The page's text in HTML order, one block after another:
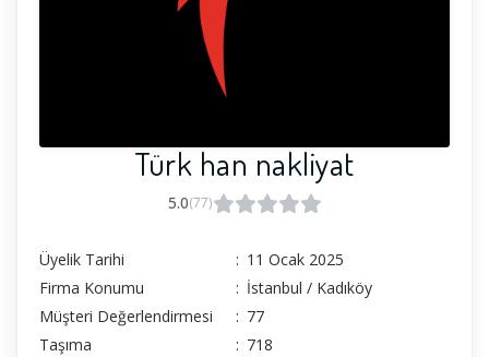
Türk han nakliyat
5.0(77)
Üyelik Tarihi : 11 Ocak 2025
Firma Konumu
: İstanbul / Kadıköy
Müşteri Değerlendirmesi
: 77
Taşıma
: 718